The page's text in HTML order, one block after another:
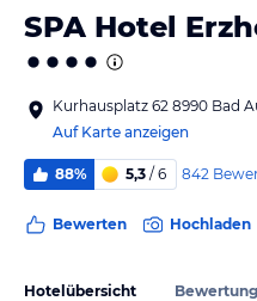
SPA Hotel
Kurhausplatz 62 8990 Bad
Auf Karte anzeigen
88% 5,3 / 6 842
Bewerten Hochladen
Hotelübersicht